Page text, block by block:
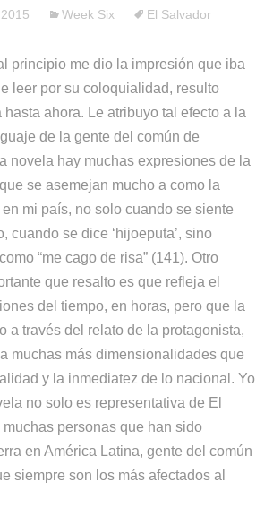
Week Six El Salvador
principio me dio la impresión que iba
leer por su coloquialidad, resulto
ahora. Le atribuyo tal efecto a la
de la gente del común de
novela hay muchas expresiones de la
se asemejan mucho a como la
mi país, no solo cuando se siente
cuando se dice ‘hijoeputa’, sino
“me cago de risa” (141). Otro
que resalto es que refleja el
del tiempo, en horas, pero que la
a través del relato de la protagonista,
muchas más dimensionalidades que
y la inmediatez de lo nacional. Yo
no solo es representativa de El
personas que han sido
en América Latina, gente del común
siempre son los más afectados al